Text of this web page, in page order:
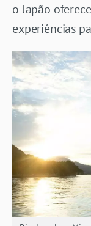
o Japão
experiências